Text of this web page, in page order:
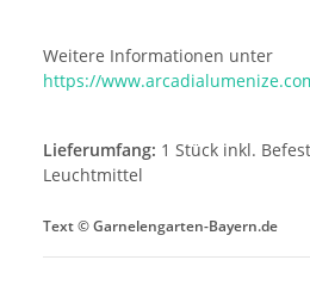
Weitere Informationen unter
https://
Lieferumfang: 1 Stück inkl.
Leuchtmittel
Text © Garnelengarten-Bayern.de